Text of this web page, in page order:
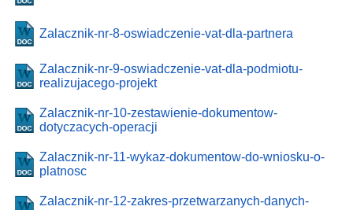
Zalacznik-nr-8-oswiadczenie-vat-dla-partnera
Zalacznik-nr-9-oswiadczenie-vat-dla-podmiotu-
realizujacego-projekt
Zalacznik-nr-10-zestawienie-dokumentow-
dotyczacych-operacji
Zalacznik-nr-11-wykaz-dokumentow-do-wniosku-o-
platnosc
Zalacznik-nr-12-zakres-przetwarzanych-danych-